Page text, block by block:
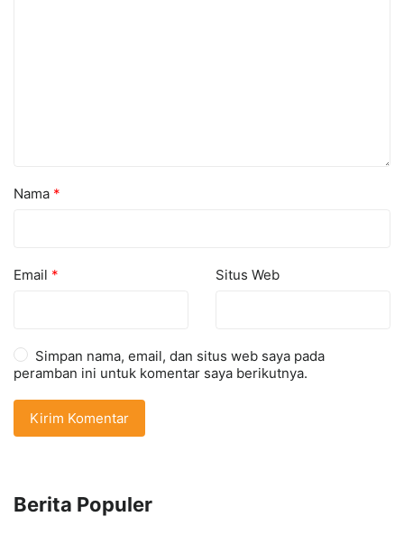
Nama *
Email * Situs Web
Simpan nama, email, dan situs web saya pada
peramban ini untuk komentar saya berikutnya.
Berita Populer